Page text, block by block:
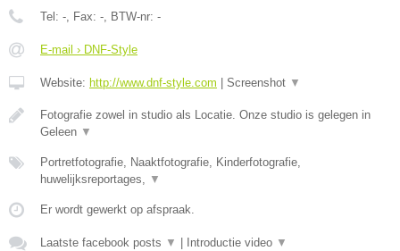
Tel: - , Fax: - , BTW-nr: -
E-mail › DNF-Style
Website: http://www.dnf-style.com Screenshot ▼
Fotografie zowel in studio als Locatie. Onze studio is gelegen in
Geleen ▼
Portretfotografie, Naaktfotografie, Kinderfotografie,
huwelijksreportages,
▼
Er wordt gewerkt op afspraak.
Laatste facebook posts ▼ Introductie video ▼